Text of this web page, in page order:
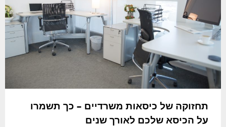
תחזוקה של כיסאות משרדיים – כך תשמרו
על הכיסא שלכם לאורך שנים